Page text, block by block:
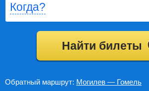
Когда?
Найти билеты
Обратный маршрут: Могилев — Гомель